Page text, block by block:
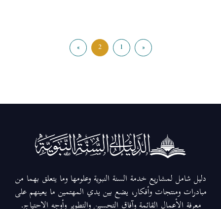
«
1
2
»
دليل شامل لمشاريع خدمة السنة النبوية وعلومها وما يتعلق بهما من
مبادرات ومنتجات وأفكار، يضع بين يدي المهتمين ما يعينهم على
معرفة الأعمال القائمة وآفاق التحسين والتطوير وأوجه الاحتياج.